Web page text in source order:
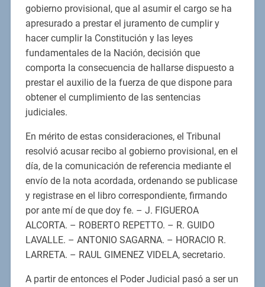
gobierno provisional, que al asumir el cargo se ha
apresurado a prestar el juramento de cumplir y
hacer cumplir la Constitución y las leyes
fundamentales de la Nación, decisión que
comporta la consecuencia de hallarse dispuesto a
prestar el auxilio de la fuerza de que dispone para
obtener el cumplimiento de las sentencias
judiciales.
En mérito de estas consideraciones, el Tribunal
resolvió acusar recibo al gobierno provisional, en el
día, de la comunicación de referencia mediante el
envío de la nota acordada, ordenando se publicase
y registrase en el libro correspondiente, firmando
por ante mí de que doy fe. – J. FIGUEROA
ALCORTA. – ROBERTO REPETTO. – R. GUIDO
LAVALLE. – ANTONIO SAGARNA. – HORACIO R.
LARRETA. – RAUL GIMENEZ VIDELA, secretario.
A partir de entonces el Poder Judicial pasó a ser un